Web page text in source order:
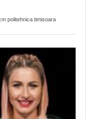
politehnica timisoara